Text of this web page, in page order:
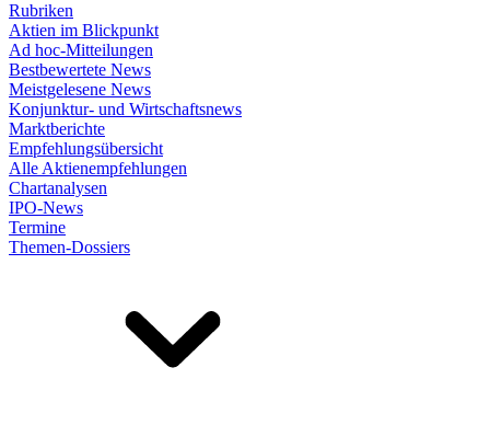
Rubriken
Aktien im Blickpunkt
Ad hoc-Mitteilungen
Bestbewertete News
Meistgelesene News
Konjunktur- und Wirtschaftsnews
Marktberichte
Empfehlungsübersicht
Alle Aktienempfehlungen
Chartanalysen
IPO-News
Termine
Themen-Dossiers